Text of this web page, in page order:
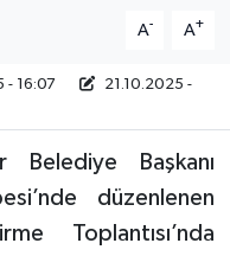
A- A+
- 16:07
21.10.2025 -
Belediye Başkanı
düzenlenen
Toplantısı’nda